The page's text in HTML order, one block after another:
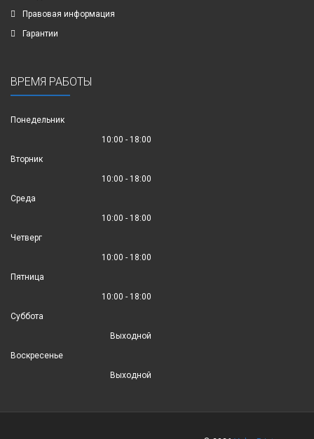
Правовая информация
Гарантии
ВРЕМЯ РАБОТЫ
Понедельник
10:00 - 18:00
Вторник
10:00 - 18:00
Среда
10:00 - 18:00
Четверг
10:00 - 18:00
Пятница
10:00 - 18:00
Суббота
Выходной
Воскресенье
Выходной